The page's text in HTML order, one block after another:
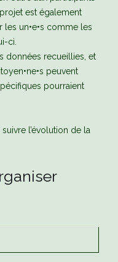
est également
les un•e•s comme les
ci.
données recueillies, et
peuvent
pourraient
l’évolution de la